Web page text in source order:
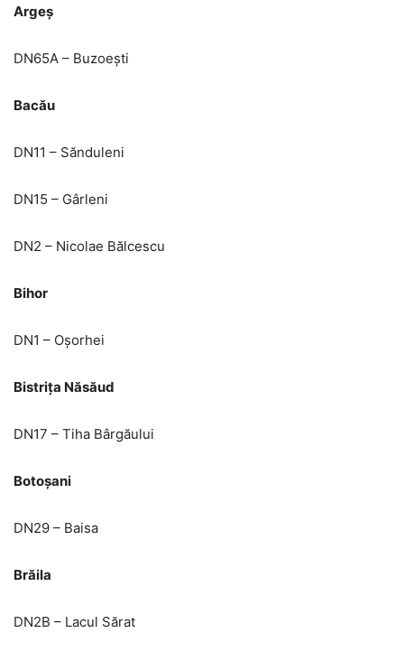
Argeș
DN65A – Buzoești
Bacău
DN11 – Sănduleni
DN15 – Gârleni
DN2 – Nicolae Bălcescu
Bihor
DN1 – Oșorhei
Bistrița Năsăud
DN17 – Tiha Bârgăului
Botoșani
DN29 – Baisa
Brăila
DN2B – Lacul Sărat